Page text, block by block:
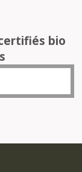
bio